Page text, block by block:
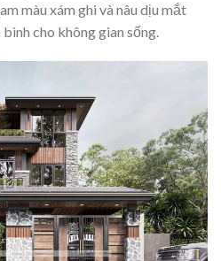
màu xám ghi và nâu dịu mắt
cho không gian sống.